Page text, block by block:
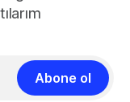
Abone ol